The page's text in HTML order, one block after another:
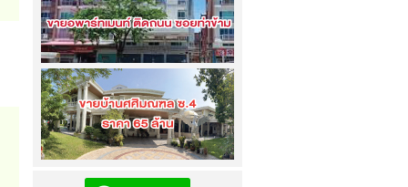
เข้าชม4153ครั้ง
ขายอพาร์ทเมนท์ ติดถนน ซอยท่าข้าม...
เข้าชม3421ครั้ง